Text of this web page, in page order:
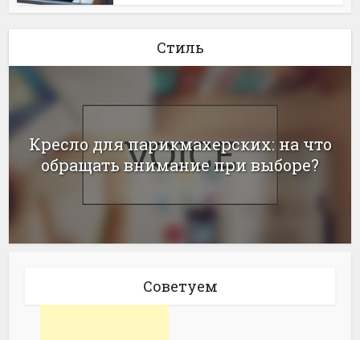
Стиль
Кресло для парикмахерских: на что
обращать внимание при выборе?
Советуем